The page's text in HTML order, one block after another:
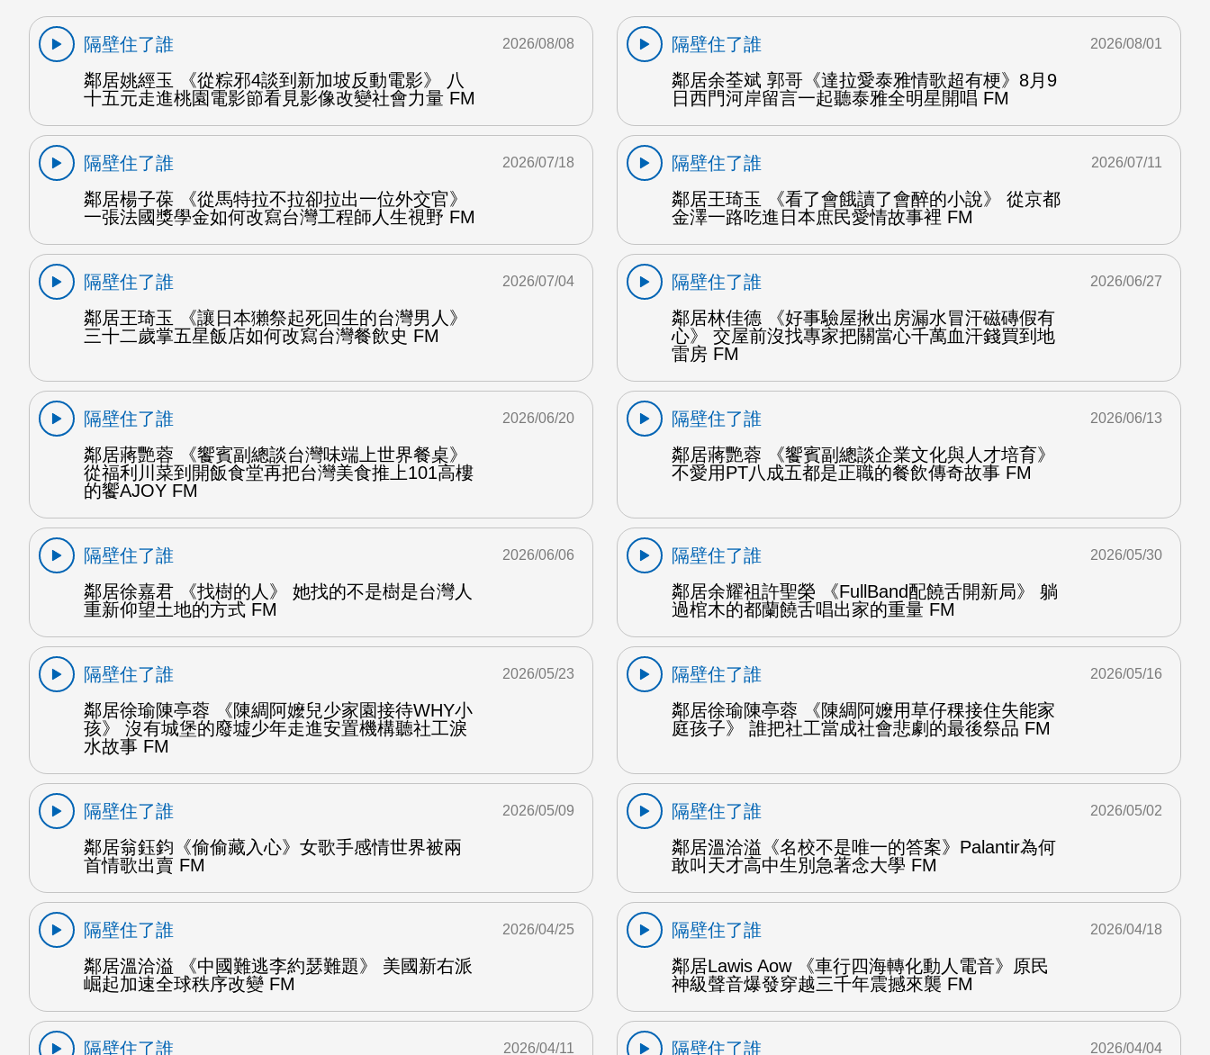
隔壁住了誰
鄰居姚經玉 《從粽邪4談到新加坡反動電影》 八
十五元走進桃園電影節看見影像改變社會力量 FM
2026/08/08
隔壁住了誰
鄰居余荃斌 郭哥《達拉愛泰雅情歌超有梗》8月9
日西門河岸留言一起聽泰雅全明星開唱 FM
2026/08/01
隔壁住了誰
鄰居楊子葆 《從馬特拉不拉卻拉出一位外交官》
一張法國獎學金如何改寫台灣工程師人生視野 FM
2026/07/18
隔壁住了誰
鄰居王琦玉 《看了會餓讀了會醉的小說》 從京都
金澤一路吃進日本庶民愛情故事裡 FM
2026/07/11
隔壁住了誰
鄰居王琦玉 《讓日本獺祭起死回生的台灣男人》
三十二歲掌五星飯店如何改寫台灣餐飲史 FM
2026/07/04
隔壁住了誰
鄰居林佳德 《好事驗屋揪出房漏水冒汗磁磚假有
心》 交屋前沒找專家把關當心千萬血汗錢買到地
雷房 FM
2026/06/27
隔壁住了誰
鄰居蔣艷蓉 《饗賓副總談台灣味端上世界餐桌》
從福利川菜到開飯食堂再把台灣美食推上101高樓
的饗AJOY FM
2026/06/20
隔壁住了誰
鄰居蔣艷蓉 《饗賓副總談企業文化與人才培育》
不愛用PT八成五都是正職的餐飲傳奇故事 FM
2026/06/13
隔壁住了誰
鄰居徐嘉君 《找樹的人》 她找的不是樹是台灣人
重新仰望土地的方式 FM
2026/06/06
隔壁住了誰
鄰居余耀祖許聖榮 《FullBand配饒舌開新局》 躺
過棺木的都蘭饒舌唱出家的重量 FM
2026/05/30
隔壁住了誰
鄰居徐瑜陳亭蓉 《陳綢阿嬤兒少家園接待WHY小
孩》 沒有城堡的廢墟少年走進安置機構聽社工淚
水故事 FM
2026/05/23
隔壁住了誰
鄰居徐瑜陳亭蓉 《陳綢阿嬤用草仔稞接住失能家
庭孩子》 誰把社工當成社會悲劇的最後祭品 FM
2026/05/16
隔壁住了誰
鄰居翁鈺鈞《偷偷藏入心》女歌手感情世界被兩
首情歌出賣 FM
2026/05/09
隔壁住了誰
鄰居溫洽溢《名校不是唯一的答案》Palantir為何
敢叫天才高中生別急著念大學 FM
2026/05/02
隔壁住了誰
鄰居溫洽溢 《中國難逃李約瑟難題》 美國新右派
崛起加速全球秩序改變 FM
2026/04/25
隔壁住了誰
鄰居Lawis Aow 《車行四海轉化動人電音》原民
神級聲音爆發穿越三千年震撼來襲 FM
2026/04/18
隔壁住了誰
2026/04/11
隔壁住了誰
2026/04/04